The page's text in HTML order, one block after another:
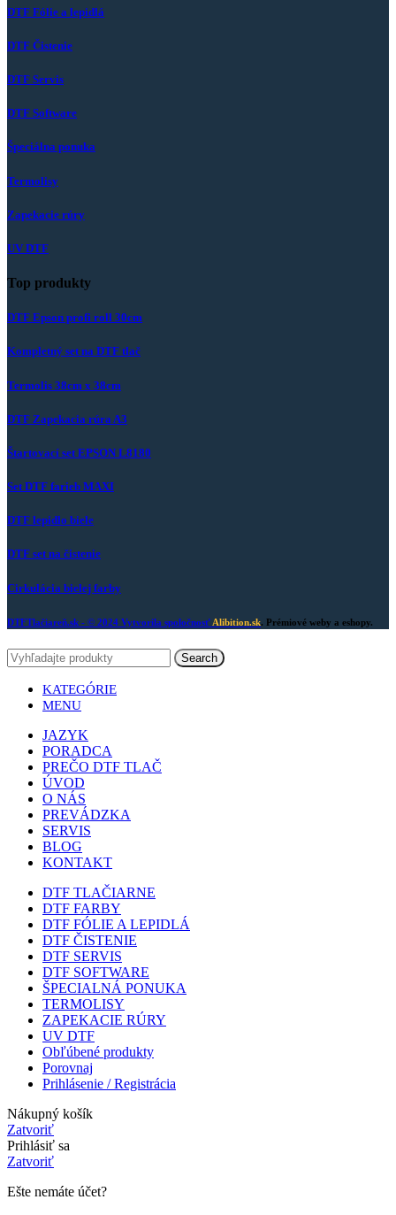
DTF Fólie a lepidlá
DTF Čistenie
DTF Servis
DTF Software
Špeciálna ponuka
Termolisy
Zapekacie rúry
UV DTF
Top produkty
DTF Epson profi roll 30cm
Kompletný set na DTF tlač
Termolis 38cm x 38cm
DTF Zapekacia rúra A3
Štartovací set EPSON L8180
Set DTF farieb MAXI
DTF lepidlo biele
DTF set na čistenie
Cirkulácia bielej farby
DTFTlačiareň.sk - © 2024 Vytvorila spoločnosť Alibition.sk. Prémiové weby a eshopy.
Search
KATEGÓRIE
MENU
JAZYK
PORADCA
PREČO DTF TLAČ
ÚVOD
O NÁS
PREVÁDZKA
SERVIS
BLOG
KONTAKT
DTF TLAČIARNE
DTF FARBY
DTF FÓLIE A LEPIDLÁ
DTF ČISTENIE
DTF SERVIS
DTF SOFTWARE
ŠPECIALNÁ PONUKA
TERMOLISY
ZAPEKACIE RÚRY
UV DTF
Obľúbené produkty
Porovnaj
Prihlásenie / Registrácia
Nákupný košík
Zatvoriť
Prihlásiť sa
Zatvoriť
Ešte nemáte účet?